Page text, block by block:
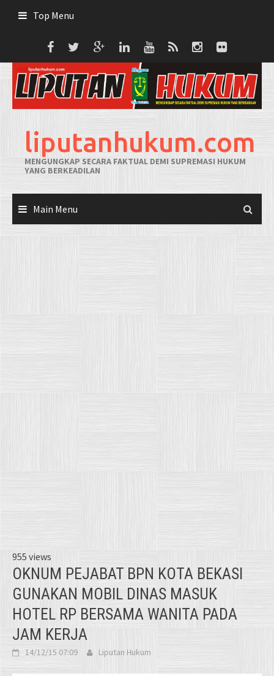
Top Menu
liputanhukum.com
MENGUNGKAP SECARA FAKTUAL DEMI SUPREMASI HUKUM
YANG BERKEADILAN
Main Menu
955 views
OKNUM PEJABAT BPN KOTA BEKASI
GUNAKAN MOBIL DINAS MASUK
HOTEL RP BERSAMA WANITA PADA
JAM KERJA
14/12/15 07:09 Liputan Hukum